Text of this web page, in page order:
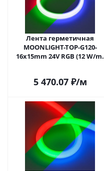
Лента герметичная
MOONLIGHT-TOP-G120-
16x15mm 24V RGB (12 W/m,
5 470.07₽/м